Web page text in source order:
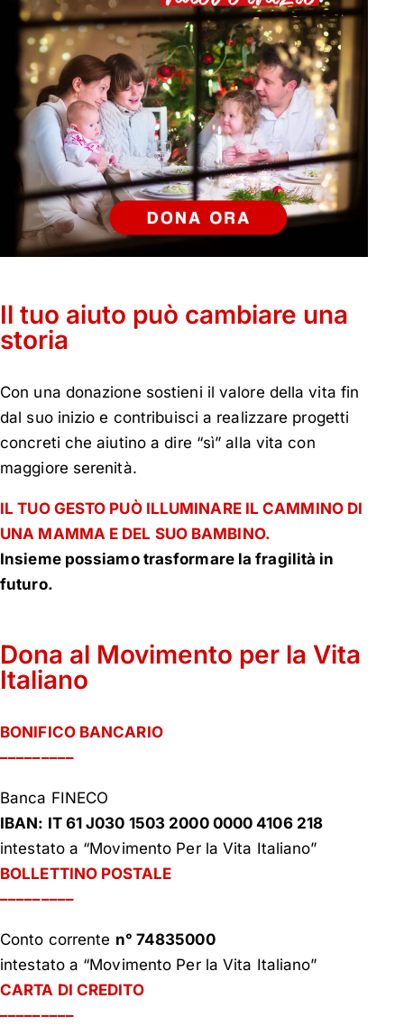
Il tuo aiuto può cambiare una
storia
Con una donazione sostieni il valore della vita fin
dal suo inizio e contribuisci a realizzare progetti
concreti che aiutino a dire “sì” alla vita con
maggiore serenità.
IL TUO GESTO PUÒ ILLUMINARE IL CAMMINO DI
UNA MAMMA E DEL SUO BAMBINO.
Insieme possiamo trasformare la fragilità in
futuro.
Dona al Movimento per la Vita
Italiano
BONIFICO BANCARIO
–––––––––
Banca FINECO
IBAN: IT 61 J030 1503 2000 0000 4106 218
intestato a “Movimento Per la Vita Italiano”
BOLLETTINO POSTALE
–––––––––
Conto corrente n° 74835000
intestato a “Movimento Per la Vita Italiano”
CARTA DI CREDITO
–––––––––